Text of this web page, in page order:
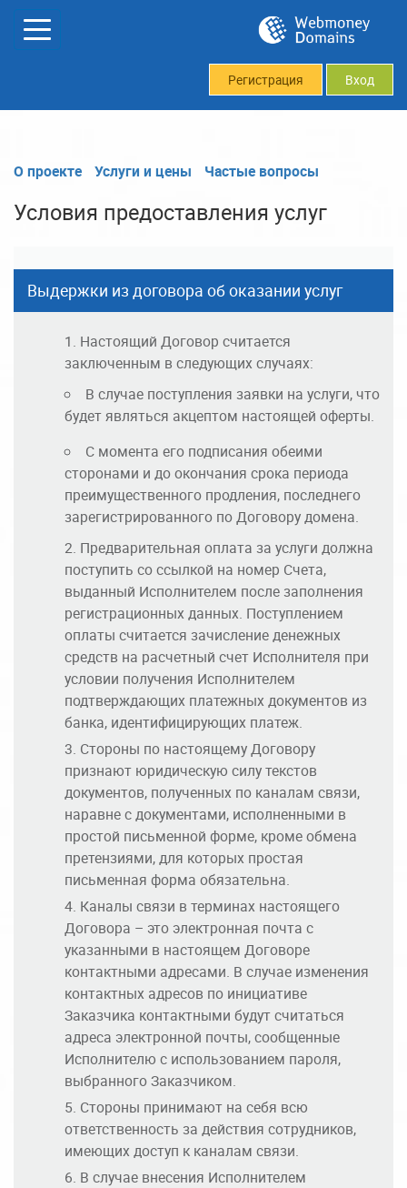
Регистрация Вход
О проекте Услуги и цены Частые вопросы
Условия предоставления услуг
Выдержки из договора об оказании услуг
Настоящий Договор считается
заключенным в следующих случаях:
В случае поступления заявки на услуги, что
будет являться акцептом настоящей оферты.
С момента его подписания обеими
сторонами и до окончания срока периода
преимущественного продления, последнего
зарегистрированного по Договору домена.
Предварительная оплата за услуги должна
поступить со ссылкой на номер Счета,
выданный Исполнителем после заполнения
регистрационных данных. Поступлением
оплаты считается зачисление денежных
средств на расчетный счет Исполнителя при
условии получения Исполнителем
подтверждающих платежных документов из
банка, идентифицирующих платеж.
Стороны по настоящему Договору
признают юридическую силу текстов
документов, полученных по каналам связи,
наравне с документами, исполненными в
простой письменной форме, кроме обмена
претензиями, для которых простая
письменная форма обязательна.
Каналы связи в терминах настоящего
Договора – это электронная почта с
указанными в настоящем Договоре
контактными адресами. В случае изменения
контактных адресов по инициативе
Заказчика контактными будут считаться
адреса электронной почты, сообщенные
Исполнителю с использованием пароля,
выбранного Заказчиком.
Стороны принимают на себя всю
ответственность за действия сотрудников,
имеющих доступ к каналам связи.
В случае внесения Исполнителем